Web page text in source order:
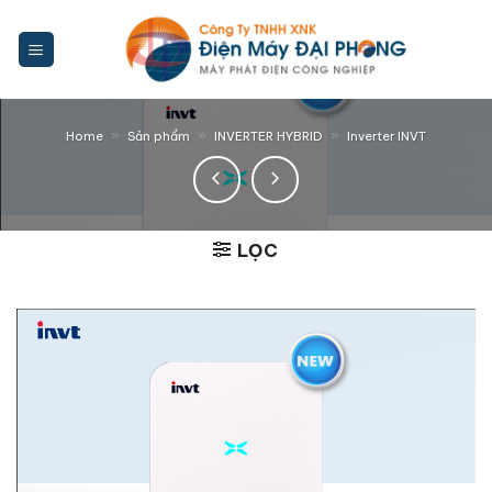
qua
nội
dung
Home » Sản phẩm » INVERTER HYBRID » Inverter INVT
LỌC